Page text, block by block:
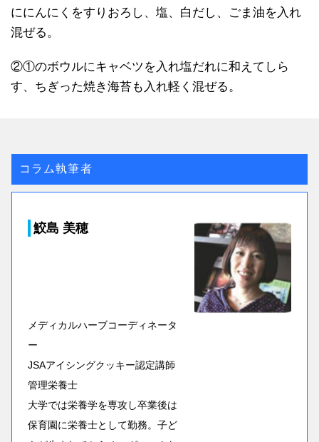
ににんにくをすりおろし、塩、白だし、ごま油を入れ
混ぜる。
②①のボウルにキャベツを入れ塩だれに和えてしら
す、ちぎった焼き海苔も入れ軽く混ぜる。
コラム執筆者
鮫島 美穂
メディカルハーブコーディネータ
ー
JSAアイシングクッキー認定講師
管理栄養士
大学では栄養学を専攻し卒業後は
保育園に栄養士として勤務。子ど